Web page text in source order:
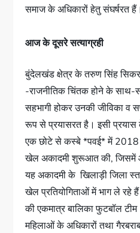
समाज के अधिकारों हेतु संघर्षरत हैं।
आज के दूसरे सत्याग्रही
बुंदेलखंड क्षेत्र के तरुण सिंह
-राजनीतिक चिंतक होने के साथ-
सहभागी होकर उनकी जीविका व
रूप से प्रयासरत है। इसी
एक छोटे से कस्बे *पवई* में 2018
खेल अकादमी शुरूआत की,
यह अकादमी के खिलाड़ी जिला
खेल प्रतियोगिताओं में भाग ले रहे
की एकमात्र बालिका फुटबॉल
महिलाओं के अधिकारों तथा